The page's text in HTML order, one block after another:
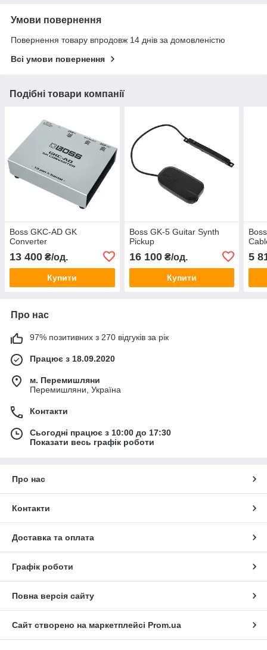
Умови повернення
Повернення товару впродовж 14 днів за домовленістю
Всі умови повернення
Подібні товари компанії
Boss GKC-AD GK
Converter
13 400 ₴/од.
Купити
Boss GK-5 Guitar Synth
Pickup
16 100₴/од.
Купити
5
Про нас
97% позитивних з 270 відгуків за рік
Працює з 18.09.2020
м. Перемишляни
Перемишляни, Україна
Контакти
Сьогодні працює з 10:00 до 17:30
Показати весь графік роботи
Про нас
Контакти
Доставка та оплата
Графік роботи
Повна версія сайту
Сайт створено на маркетплейсі Prom.ua